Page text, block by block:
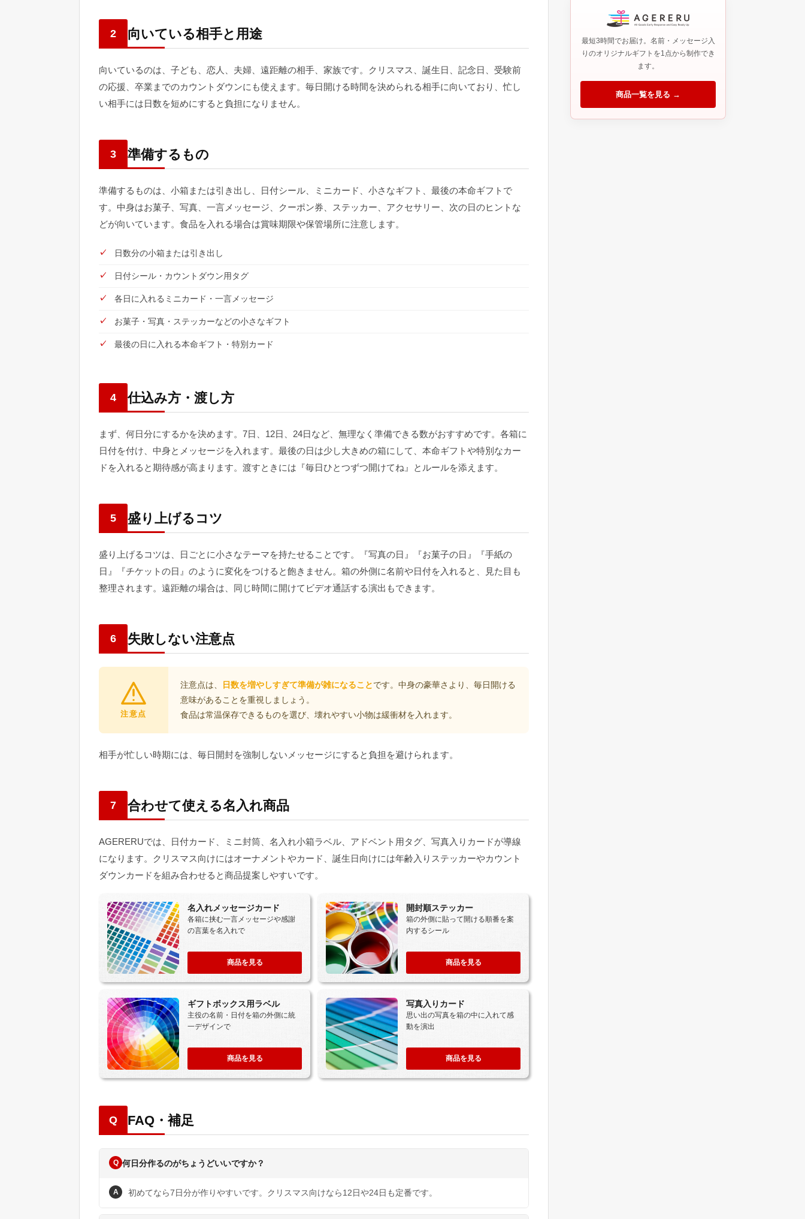
2 向いている相手と用途
向いているのは、子ども、恋人、夫婦、遠距離の相手、家族です。クリスマス、誕生日、記念日、受験前
の応援、卒業までのカウントダウンにも使えます。毎日開ける時間を決められる相手に向いており、忙し
い相手には日数を短めにすると負担になりません。
3 準備するもの
準備するものは、小箱または引き出し、日付シール、ミニカード、小さなギフト、最後の本命ギフトで
す。中身はお菓子、写真、一言メッセージ、クーポン券、ステッカー、アクセサリー、次の日のヒントな
どが向いています。食品を入れる場合は賞味期限や保管場所に注意します。
日数分の小箱または引き出し
日付シール・カウントダウン用タグ
各日に入れるミニカード・一言メッセージ
お菓子・写真・ステッカーなどの小さなギフト
最後の日に入れる本命ギフト・特別カード
4 仕込み方・渡し方
まず、何日分にするかを決めます。7日、12日、24日など、無理なく準備できる数がおすすめです。各箱に
日付を付け、中身とメッセージを入れます。最後の日は少し大きめの箱にして、本命ギフトや特別なカー
ドを入れると期待感が高まります。渡すときには『毎日ひとつずつ開けてね』とルールを添えます。
5 盛り上げるコツ
盛り上げるコツは、日ごとに小さなテーマを持たせることです。『写真の日』『お菓子の日』『手紙の
日』『チケットの日』のように変化をつけると飽きません。箱の外側に名前や日付を入れると、見た目も
整理されます。遠距離の場合は、同じ時間に開けてビデオ通話する演出もできます。
6 失敗しない注意点
注意点
注意点は、 日数を増やしすぎて準備が雑になることです。中身の豪華さより、毎日開ける
意味があることを重視しましょう。
食品は常温保存できるものを選び、壊れやすい小物は緩衝材を入れます。
相手が忙しい時期には、毎日開封を強制しないメッセージにすると負担を避けられます。
7 合わせて使える名入れ商品
AGERERUでは、日付カード、ミニ封筒、名入れ小箱ラベル、アドベント用タグ、写真入りカードが導線
になります。クリスマス向けにはオーナメントやカード、誕生日向けには年齢入りステッカーやカウント
ダウンカードを組み合わせると商品提案しやすいです。
名入れメッセージカード
各箱に挟む一言メッセージや感謝
の言葉を名入れで
商品を見る
開封順ステッカー
箱の外側に貼って開ける順番を案
内するシール
商品を見る
ギフトボックス用ラベル
主役の名前・日付を箱の外側に統
一デザインで
商品を見る
写真入りカード
思い出の写真を箱の中に入れて感
動を演出
商品を見る
Q FAQ・補足
Q 何日分作るのがちょうどいいですか？
A 初めてなら7日分が作りやすいです。クリスマス向けなら12日や24日も定番です。
最短3時間でお届け。名前・メッセージ入
りのオリジナルギフトを1点から制作でき
ます。
商品一覧を見る →